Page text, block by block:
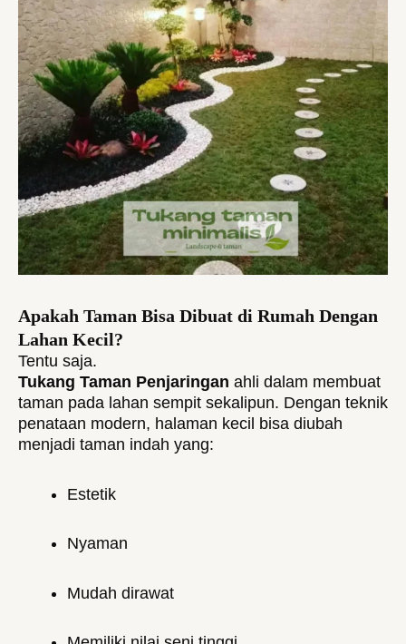
Apakah Taman Bisa Dibuat di Rumah Dengan
Lahan Kecil?
Tentu saja.
Tukang Taman Penjaringan ahli dalam membuat
taman pada lahan sempit sekalipun. Dengan teknik
penataan modern, halaman kecil bisa diubah
menjadi taman indah yang:
Estetik
Nyaman
Mudah dirawat